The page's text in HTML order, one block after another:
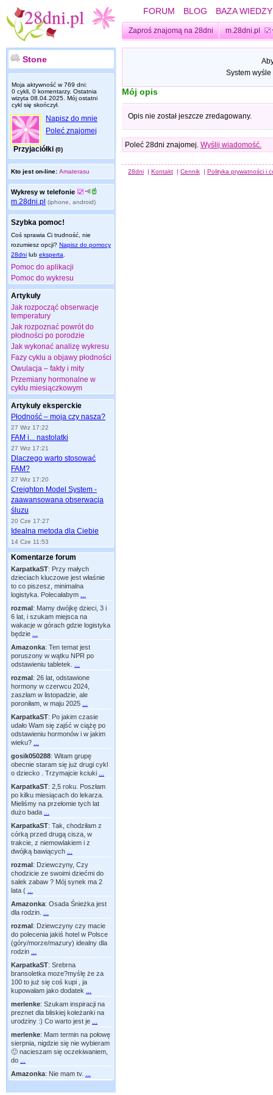
FORUM BLOG BAZA WIEDZY
Zaproś znajomą na 28dni m.28dni.pl
Stone
Moja aktywność w 769 dni:
0 cykli, 0 komentarzy. Ostatnia
wizyta 08.04.2025 . Mój ostatni
cykl się skończył.
Napisz do mnie
Poleć znajomej
Przyjaciółki (0)
Kto jest on-line: Amaterasu
Wykresy w telefonie
m.28dni.pl (iphone, android)
Szybka pomoc!
Coś sprawia Ci trudność, nie
rozumiesz opcji? Napisz do pomocy
28dni lub eksperta
Pomoc do aplikacji
Pomoc do wykresu
Artykuły
Jak rozpocząć obserwacje
temperatury
Jak rozpoznać powrót do
płodności po porodzie
Jak wykonać analizę wykresu
Fazy cyklu a objawy płodności
Owulacja – fakty i mity
Przemiany hormonalne w
cyklu miesiączkowym
Artykuły eksperckie
Płodność – moja czy nasza?
27 Wrz 17:22
FAM i... nastolatki
27 Wrz 17:21
Dlaczego warto stosować
FAM?
27 Wrz 17:20
Creighton Model System -
zaawansowana obserwacja
śluzu
20 Cze 17:27
Idealna metoda dla Ciebie
14 Cze 11:53
Komentarze forum
KarpatkaST: Przy małych
dzieciach kluczowe jest właśnie
to co piszesz, minimalna
logistyka. Polecałabym
rozmal: Mamy dwójkę dzieci, 3 i
6 lat, i szukam miejsca na
wakacje w górach gdzie logistyka
będzie
Amazonka: Ten temat jest
poruszony w wątku NPR po
odstawieniu tabletek.
rozmal: 26 lat, odstawione
hormony w czerwcu 2024,
zaszłam w listopadzie, ale
poroniłam, w maju 2025
KarpatkaST: Po jakim czasie
udało Wam się zajść w ciążę po
odstawieniu hormonów i w jakim
wieku?
gosik050288: Witam grupę
obecnie staram się już drugi cykl
o dziecko . Trzymajcie kciuki
KarpatkaST: 2,5 roku. Poszłam
po kilku miesiącach do lekarza.
Mieliśmy na przełomie tych lat
dużo bada
KarpatkaST: Tak, chodziłam z
córką przed drugą cisza, w
trakcie, z niemowlakiem i z
dwójką bawiących
rozmal: Dziewczyny, Czy
chodzicie ze swoimi dziećmi do
salek zabaw ? Mój synek ma 2
lata (
Amazonka: Osada Śnieżka jest
dla rodzin.
rozmal: Dziewczyny czy macie
do polecenia jakiś hotel w Polsce
(góry/morze/mazury) idealny dla
rodzin
KarpatkaST: Srebrna
bransoletka moze?myślę że za
100 to już się coś kupi , ja
kupowałam jako dodatek
merlenke: Szukam inspiracji na
preznet dla bliskiej koleżanki na
urodziny :) Co warto jest je
merlenke: Mam termin na połowę
sierpnia, nigdzie się nie wybieram
🙂 nacieszam się oczekiwaniem,
do
Amazonka: Nie mam tv.
System
Mój opis
Opis nie został jeszcze zredagowany.
Poleć 28dni znajomej. Wyślij wiadomość.
28dni | Kontakt | Cennik | Polityka prywatności i